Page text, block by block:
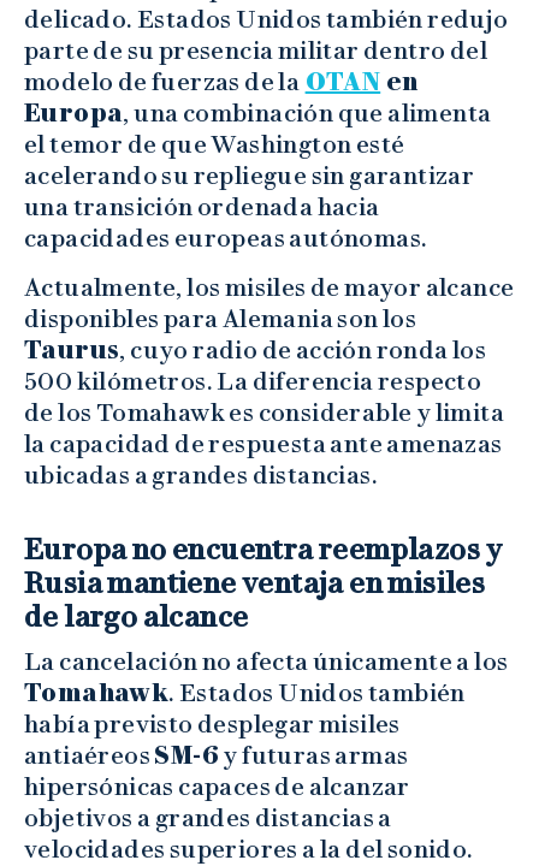
delicado. Estados Unidos también redujo
parte de su presencia militar dentro del
modelo de fuerzas de la OTAN en
Europa, una combinación que alimenta
el temor de que Washington esté
acelerando su repliegue sin garantizar
una transición ordenada hacia
capacidades europeas autónomas.
Actualmente, los misiles de mayor alcance
disponibles para Alemania son los
Taurus, cuyo radio de acción ronda los
500 kilómetros. La diferencia respecto
de los Tomahawk es considerable y limita
la capacidad de respuesta ante amenazas
ubicadas a grandes distancias.
Europa no encuentra reemplazos y
Rusia mantiene ventaja en misiles
de largo alcance
La cancelación no afecta únicamente a los
Tomahawk. Estados Unidos también
había previsto desplegar misiles
antiaéreos SM-6 y futuras armas
hipersónicas capaces de alcanzar
objetivos a grandes distancias a
velocidades superiores a la del sonido.